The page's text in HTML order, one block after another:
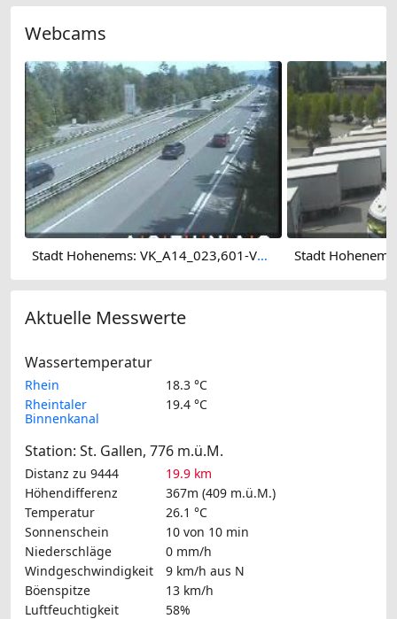
Webcams
Stadt Hohenems: VK_A14_023,601-V0-FL
Aktuelle Messwerte
Wassertemperatur
Rhein
18.3 °C
Rheintaler
Binnenkanal
19.4 °C
Station: St. Gallen, 776 m.ü.M.
Distanz zu 9444
19.9 km
Höhendifferenz
367m (409 m.ü.M.)
Temperatur
26.1 °C
Sonnenschein
10 von 10 min
Niederschläge
0 mm/h
Windgeschwindigkeit
9 km/h aus N
Böenspitze
13 km/h
Luftfeuchtigkeit
58%